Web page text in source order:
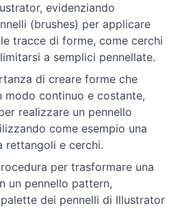
evidenziando
(brushes) per applicare
tracce di forme, come cerchi
a semplici pennellate.
di creare forme che
modo continuo e costante,
realizzare un pennello
come esempio una
rettangoli e cerchi.
per trasformare una
un pennello pattern,
dei pennelli di Illustrator